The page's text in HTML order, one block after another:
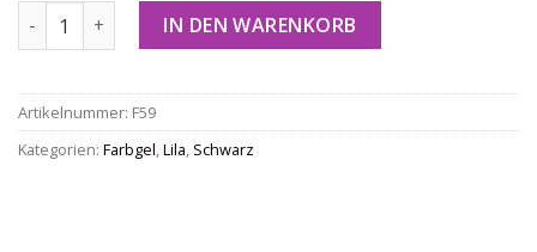
Farb-Gel F59 - Aubergine Metallic Menge
IN DEN WARENKORB
Artikelnummer: F59
Kategorien: Farbgel,Lila, Schwarz